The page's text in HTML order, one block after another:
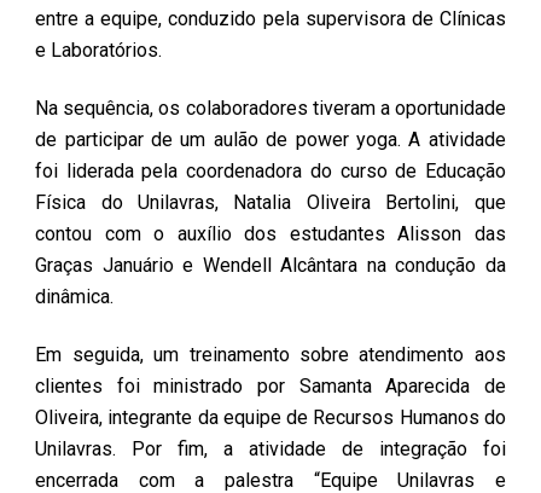
entre a equipe, conduzido pela supervisora de Clínicas
e Laboratórios.
Na sequência, os colaboradores tiveram a oportunidade
de participar de um aulão de power yoga. A atividade
foi liderada pela coordenadora do curso de Educação
Física do Unilavras, Natalia Oliveira Bertolini, que
contou com o auxílio dos estudantes Alisson das
Graças Januário e Wendell Alcântara na condução da
dinâmica.
Em seguida, um treinamento sobre atendimento aos
clientes foi ministrado por Samanta Aparecida de
Oliveira, integrante da equipe de Recursos Humanos do
Unilavras. Por fim, a atividade de integração foi
encerrada com a palestra “Equipe Unilavras e